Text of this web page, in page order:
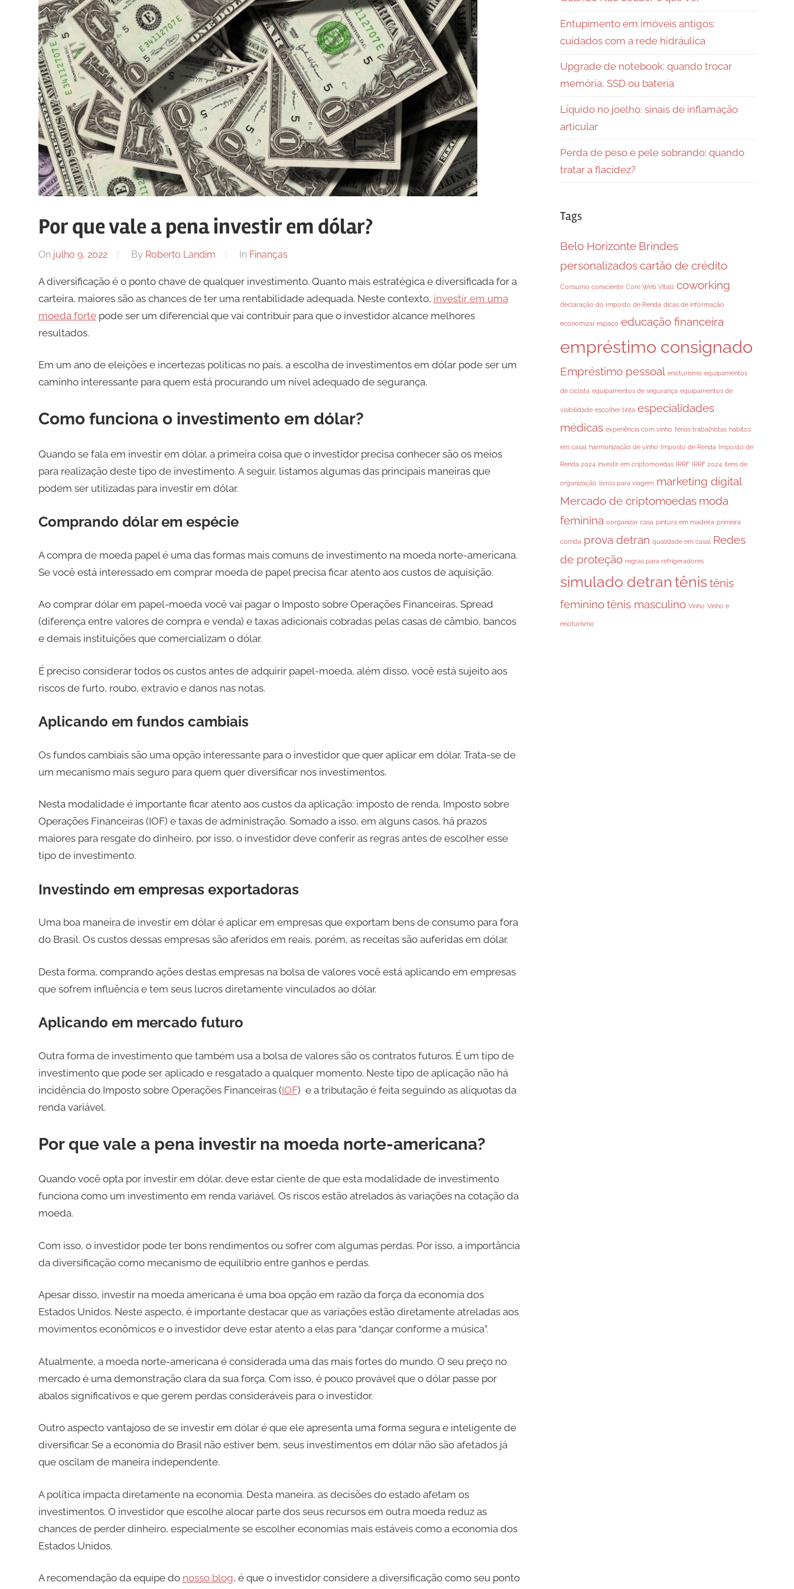
Por que vale a pena investir em dólar?
On julho 9, 2022 By Roberto Landim In Finanças
A diversificação é o ponto chave de qualquer investimento. Quanto mais estratégica e diversificada for a
carteira, maiores são as chances de ter uma rentabilidade adequada. Neste contexto, investir em uma
moeda fortepode ser um diferencial que vai contribuir para que o investidor alcance melhores
resultados.
Em um ano de eleições e incertezas políticas no país, a escolha de investimentos em dólar pode ser um
caminho interessante para quem está procurando um nível adequado de segurança.
Como funciona o investimento em dólar?
Quando se fala em investir em dólar, a primeira coisa que o investidor precisa conhecer são os meios
para realização deste tipo de investimento. A seguir, listamos algumas das principais maneiras que
podem ser utilizadas para investir em dólar.
Comprando dólar em espécie
A compra de moeda papel é uma das formas mais comuns de investimento na moeda norte-americana.
Se você está interessado em comprar moeda de papel precisa ficar atento aos custos de aquisição.
Ao comprar dólar em papel-moeda você vai pagar o Imposto sobre Operações Financeiras, Spread
(diferença entre valores de compra e venda) e taxas adicionais cobradas pelas casas de câmbio, bancos
e demais instituições que comercializam o dólar.
É preciso considerar todos os custos antes de adquirir papel-moeda, além disso, você está sujeito aos
riscos de furto, roubo, extravio e danos nas notas.
Aplicando em fundos cambiais
Os fundos cambiais são uma opção interessante para o investidor que quer aplicar em dólar. Trata-se de
um mecanismo mais seguro para quem quer diversificar nos investimentos.
Nesta modalidade é importante ficar atento aos custos da aplicação: imposto de renda, Imposto sobre
Operações Financeiras (IOF) e taxas de administração. Somado a isso, em alguns casos, há prazos
maiores para resgate do dinheiro, por isso, o investidor deve conferir as regras antes de escolher esse
tipo de investimento.
Investindo em empresas exportadoras
Uma boa maneira de investir em dólar é aplicar em empresas que exportam bens de consumo para fora
do Brasil. Os custos dessas empresas são aferidos em reais, porém, as receitas são auferidas em dólar.
Desta forma, comprando ações destas empresas na bolsa de valores você está aplicando em empresas
que sofrem influência e tem seus lucros diretamente vinculados ao dólar.
Aplicando em mercado futuro
Outra forma de investimento que também usa a bolsa de valores são os contratos futuros. É um tipo de
investimento que pode ser aplicado e resgatado a qualquer momento. Neste tipo de aplicação não há
incidência do Imposto sobre Operações Financeiras (IOF) e a tributação é feita seguindo as alíquotas da
renda variável.
Por que vale a pena investir na moeda norte-americana?
Quando você opta por investir em dólar, deve estar ciente de que esta modalidade de investimento
funciona como um investimento em renda variável. Os riscos estão atrelados às variações na cotação da
moeda.
Com isso, o investidor pode ter bons rendimentos ou sofrer com algumas perdas. Por isso, a importância
da diversificação como mecanismo de equilíbrio entre ganhos e perdas.
Apesar disso, investir na moeda americana é uma boa opção em razão da força da economia dos
Estados Unidos. Neste aspecto, é importante destacar que as variações estão diretamente atreladas aos
movimentos econômicos e o investidor deve estar atento a elas para “dançar conforme a música”.
Atualmente, a moeda norte-americana é considerada uma das mais fortes do mundo. O seu preço no
mercado é uma demonstração clara da sua força. Com isso, é pouco provável que o dólar passe por
abalos significativos e que gerem perdas consideráveis para o investidor.
Outro aspecto vantajoso de se investir em dólar é que ele apresenta uma forma segura e inteligente de
diversificar. Se a economia do Brasil não estiver bem, seus investimentos em dólar não são afetados já
que oscilam de maneira independente.
A política impacta diretamente na economia. Desta maneira, as decisões do estado afetam os
investimentos. O investidor que escolhe alocar parte dos seus recursos em outra moeda reduz as
chances de perder dinheiro, especialmente se escolher economias mais estáveis como a economia dos
Estados Unidos.
A recomendação da equipe do nosso blog, é que o investidor considere a diversificação como seu ponto
Entupimento em imóveis antigos:
cuidados com a rede hidráulica
Upgrade de notebook: quando trocar
memória, SSD ou bateria
Líquido no joelho: sinais de inflamação
articular
Perda de peso e pele sobrando: quando
tratar a flacidez?
Tags
Belo Horizonte Brindes
personalizadoscartão de crédito
Consumo consciente Core Web Vitals coworking
declaração do Imposto de Renda dicas de informação
economizar espaço educação financeira
empréstimo consignado
Empréstimo pessoal enoturismo equipamentos
de ciclista equipamentos de segurança equipamentos de
visibilidade escolher tinta especialidades
médicas experiência com vinho férias trabalhistas habitos
em casal harmonização de vinho Imposto de Renda Imposto de
Renda 2024 investir em criptomoedas IRRF IRRF 2024 itens de
organização livros para viagem marketing digital
Mercado de criptomoedas moda
feminina oorganizar casa pintura em madeira primeira
corrida prova detran qualidade em casal Redes
de proteção regras para refrigeradores
simulado detran tênis tênis
femininotênis masculino Vinho Vinho e
enoturismo